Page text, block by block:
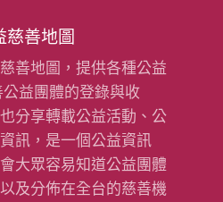
慈善地圖
善地圖，提供各種公益
公益團體的登錄與收
分享轉載公益活動、公
訊，是一個公益資訊
大眾容易知道公益團體
及分佈在全台的慈善機